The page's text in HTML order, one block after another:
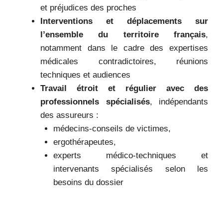
et préjudices des proches
Interventions et déplacements sur
l’ensemble du territoire français,
notamment dans le cadre des expertises
médicales contradictoires, réunions
techniques et audiences
Travail étroit et régulier avec des
professionnels spécialisés, indépendants
des assureurs :
médecins-conseils de victimes,
ergothérapeutes,
experts médico-techniques et
intervenants spécialisés selon les
besoins du dossier